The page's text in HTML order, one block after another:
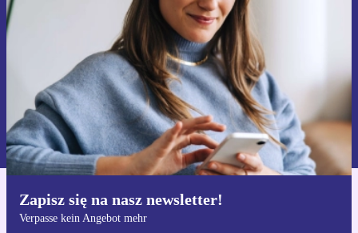
Zapisz się na nasz newsletter!
Verpasse kein Angebot mehr
Zarejestruj się
Informacje na temat używania danych osobowych znajdują się w
naszej
Polityce prywatności
Pobierz aplikację refurbed
Dla iOS i Android